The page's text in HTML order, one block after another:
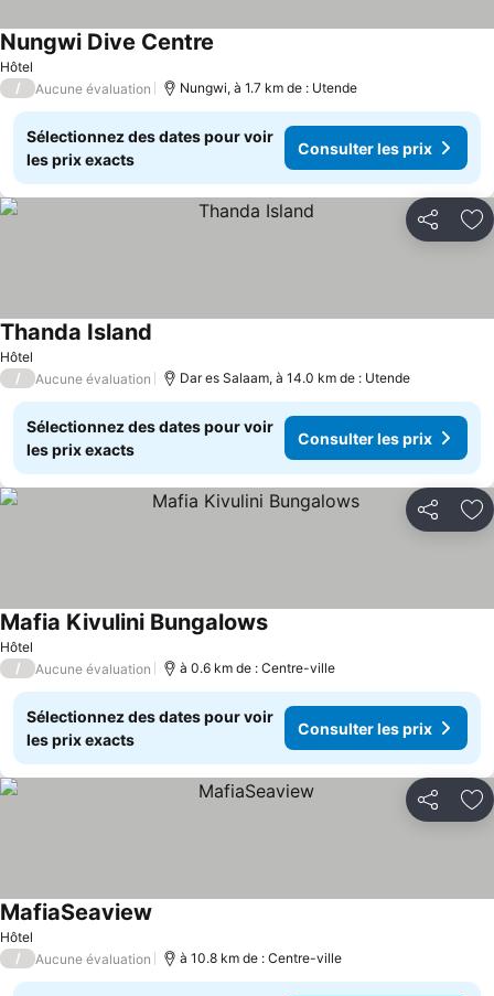
Hôtel
Nungwi Dive Centre
/ Aucune évaluation Nungwi, à 1.7 km de : Utende
Sélectionnez des dates pour voir
les prix exacts
Consulter les prix
Partager
Hôtel
Thanda Island
/ Aucune évaluation Dar es Salaam, à 14.0 km de : Utende
Sélectionnez des dates pour voir
les prix exacts
Consulter les prix
Partager
Hôtel
Mafia Kivulini BungalowsConsulter les prix
/ Aucune évaluation à 0.6 km de : Centre-ville
Sélectionnez des dates pour voir
les prix exacts
Consulter les prix
Partager
Hôtel
MafiaSeaview
/ Aucune évaluation à 10.8 km de : Centre-ville